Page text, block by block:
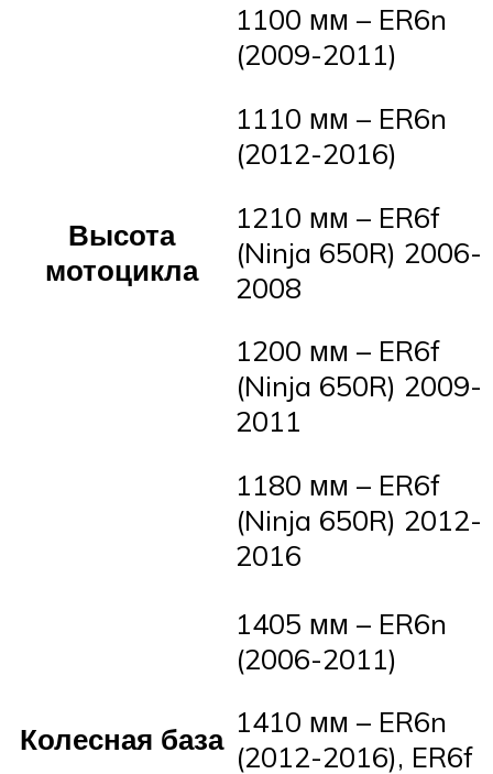
Высота
мотоцикла
1100 мм – ER6n
(2009-2011)
1110 мм – ER6n
(2012-2016)
1210 мм – ER6f
(Ninja 650R) 2006-
2008
1200 мм – ER6f
(Ninja 650R) 2009-
2011
1180 мм – ER6f
(Ninja 650R) 2012-
2016
Колесная база
1405 мм – ER6n
(2006-2011)
1410 мм – ER6n
(2012-2016), ER6f